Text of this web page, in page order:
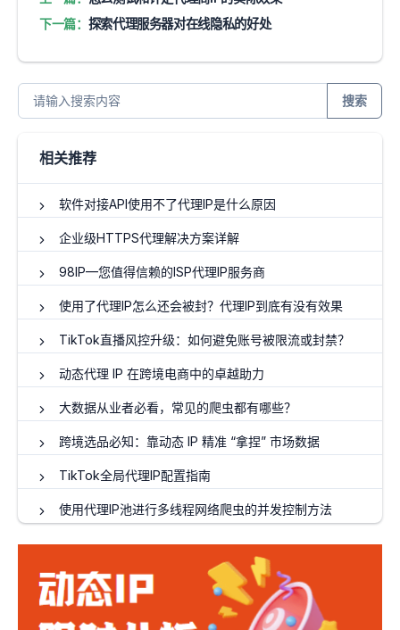
下一篇： 探索代理服务器对在线隐私的好处
搜索
相关推荐
软件对接API使用不了代理IP是什么原因
企业级HTTPS代理解决方案详解
98IP—您值得信赖的ISP代理IP服务商
使用了代理IP怎么还会被封？代理IP到底有没有效果
TikTok直播风控升级：如何避免账号被限流或封禁？
动态代理 IP 在跨境电商中的卓越助力
大数据从业者必看，常见的爬虫都有哪些？
跨境选品必知：靠动态 IP 精准 “拿捏” 市场数据
TikTok全局代理IP配置指南
使用代理IP池进行多线程网络爬虫的并发控制方法